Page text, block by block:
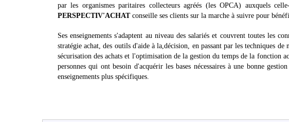
par les organismes paritaires collecteurs agréés (les OPCA) auxquels
PERSPECTIV'ACHATconseille ses clients sur la marche à suivre pour
Ses enseignements s'adaptent au niveau des salariés et couvrent toutes les
stratégie achat, des outils d'aide à la,décision, en passant par les techniques
sécurisation des achats et l'optimisation de la gestion du temps de la fonction
personnes qui ont besoin d'acquérir les bases nécessaires à une bonne
enseignements plus spécifiques.